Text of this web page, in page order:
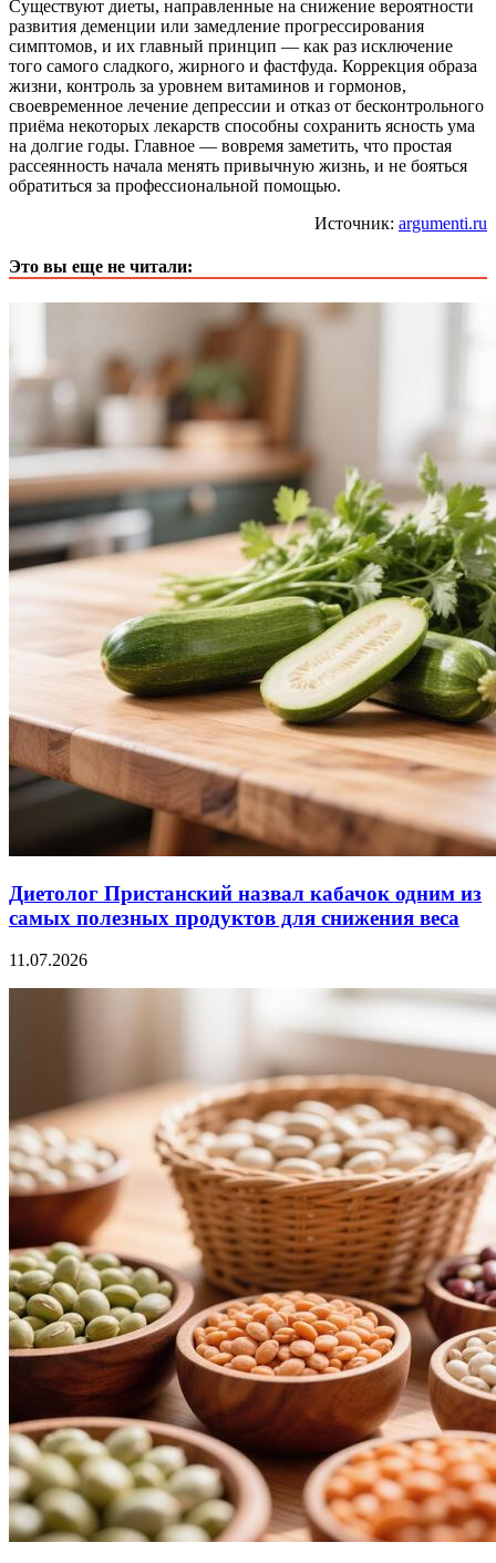
Существуют диеты, направленные на снижение вероятности
развития деменции или замедление прогрессирования
симптомов, и их главный принцип — как раз исключение
того самого сладкого, жирного и фастфуда. Коррекция образа
жизни, контроль за уровнем витаминов и гормонов,
своевременное лечение депрессии и отказ от бесконтрольного
приёма некоторых лекарств способны сохранить ясность ума
на долгие годы. Главное — вовремя заметить, что простая
рассеянность начала менять привычную жизнь, и не бояться
обратиться за профессиональной помощью.
Источник: argumenti.ru
Это вы еще не читали:
Диетолог Пристанский назвал кабачок одним из
самых полезных продуктов для снижения веса
11.07.2026